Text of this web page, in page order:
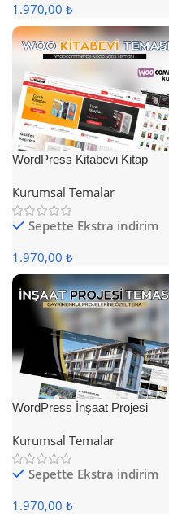
1.970,00 ₺
WordPress Kitabevi Kitap
Kurumsal Temalar
Sepette Ekstra indirim
1.970,00 ₺
WordPress İnşaat Projesi
Kurumsal Temalar
Sepette Ekstra indirim
1.970,00 ₺